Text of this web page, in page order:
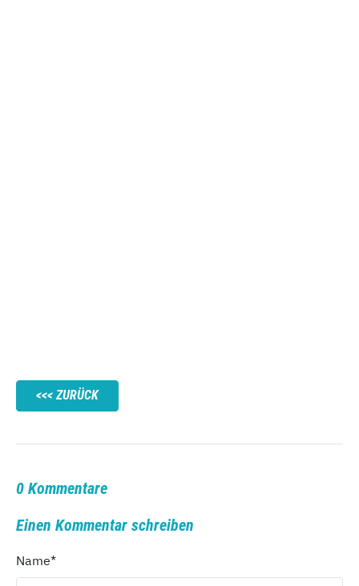
ZURÜCK
0 Kommentare
Einen Kommentar schreiben
Name*